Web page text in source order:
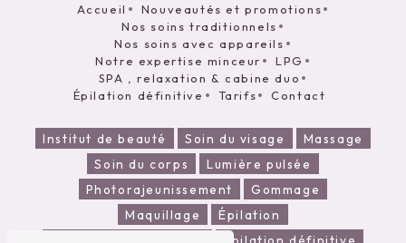
Accueil
Nouveautés et promotions
Nos soins traditionnels
Nos soins avec appareils
Notre expertise minceur
LPG
SPA , relaxation & cabine duo
Épilation définitive
Tarifs Contact
Institut de beauté Soin du visage
Massage
Soin du corps
Lumière pulsée
Photorajeunissement
Gommage
Maquillage
Épilation